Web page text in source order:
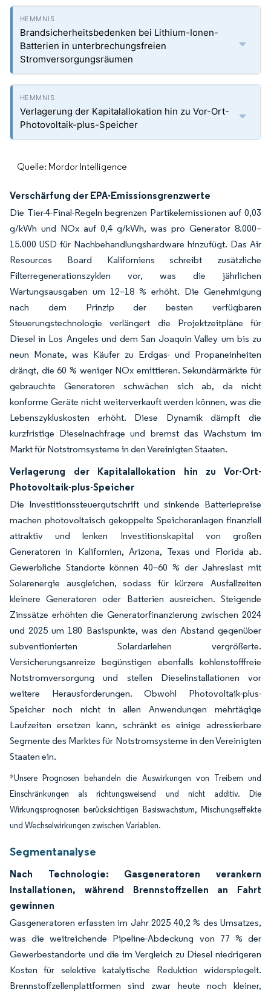
Brandsicherheitsbedenken bei Lithium-Ionen-
Batterien in unterbrechungsfreien
Stromversorgungsräumen
Verlagerung der Kapitalallokation hin zu Vor-Ort-
Photovoltaik-plus-Speicher
Quelle: Mordor Intelligence
Verschärfung der EPA-Emissionsgrenzwerte
Die Tier-4-Final-Regeln begrenzen Partikelemissionen auf 0,03
g/kWh und NOx auf 0,4 g/kWh, was pro Generator 8.000–
15.000 USD für Nachbehandlungshardware hinzufügt. Das Air
Resources Board Kaliforniens schreibt zusätzliche
Filterregenerationszyklen vor, was die jährlichen
Wartungsausgaben um 12–18 % erhöht. Die Genehmigung
nach dem Prinzip der besten verfügbaren
Steuerungstechnologie verlängert die Projektzeitpläne für
Diesel in Los Angeles und dem San Joaquin Valley um bis zu
neun Monate, was Käufer zu Erdgas- und Propaneinheiten
drängt, die 60 % weniger NOx emittieren. Sekundärmärkte für
gebrauchte Generatoren schwächen sich ab, da nicht
konforme Geräte nicht weiterverkauft werden können, was die
Lebenszykluskosten erhöht. Diese Dynamik dämpft die
kurzfristige Dieselnachfrage und bremst das Wachstum im
Markt für Notstromsysteme in den Vereinigten Staaten.
Verlagerung der Kapitalallokation hin zu Vor-Ort-
Photovoltaik-plus-Speicher
Die Investitionssteuergutschrift und sinkende Batteriepreise
machen photovoltaisch gekoppelte Speicheranlagen finanziell
attraktiv und lenken Investitionskapital von großen
Generatoren in Kalifornien, Arizona, Texas und Florida ab.
Gewerbliche Standorte können 40–60 % der Jahreslast mit
Solarenergie ausgleichen, sodass für kürzere Ausfallzeiten
kleinere Generatoren oder Batterien ausreichen. Steigende
Zinssätze erhöhten die Generatorfinanzierung zwischen 2024
und 2025 um 180 Basispunkte, was den Abstand gegenüber
subventionierten Solardarlehen vergrößerte.
Versicherungsanreize begünstigen ebenfalls kohlenstofffreie
Notstromversorgung und stellen Dieselinstallationen vor
weitere Herausforderungen. Obwohl Photovoltaik-plus-
Speicher noch nicht in allen Anwendungen mehrtägige
Laufzeiten ersetzen kann, schränkt es einige adressierbare
Segmente des Marktes für Notstromsysteme in den Vereinigten
Staaten ein.
*Unsere Prognosen behandeln die Auswirkungen von Treibern und
Einschränkungen als richtungsweisend und nicht additiv. Die
Wirkungsprognosen berücksichtigen Basiswachstum, Mischungseffekte
und Wechselwirkungen zwischen Variablen.
Segmentanalyse
Nach Technologie: Gasgeneratoren verankern
Installationen, während Brennstoffzellen an Fahrt
gewinnen
Gasgeneratoren erfassten im Jahr 2025 40,2 % des Umsatzes,
was die weitreichende Pipeline-Abdeckung von 77 % der
Gewerbestandorte und die im Vergleich zu Diesel niedrigeren
Kosten für selektive katalytische Reduktion widerspiegelt.
Brennstoffzellenplattformen sind zwar heute noch kleiner,